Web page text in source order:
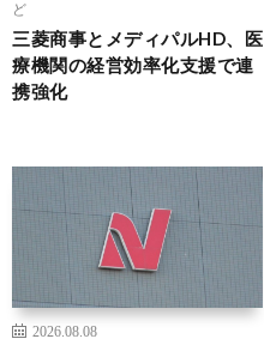
ど
三菱商事とメディパルHD、医
療機関の経営効率化支援で連
携強化
2026.08.08